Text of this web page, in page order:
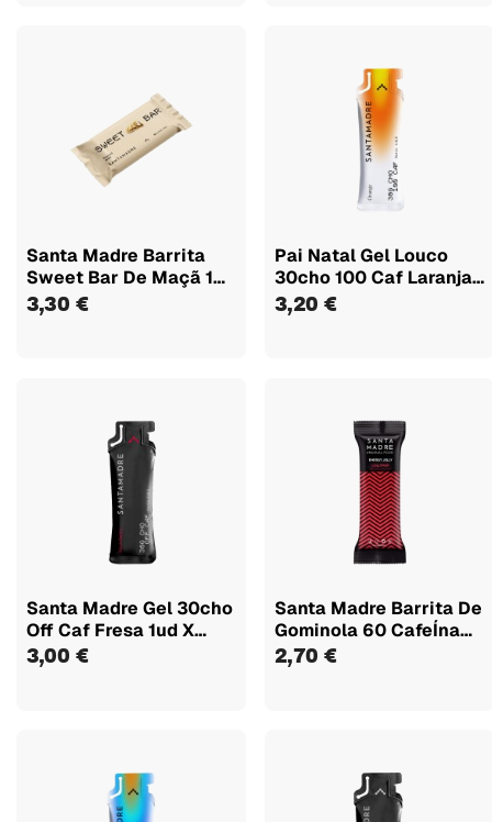
Santa Madre Barrita
Sweet Bar De Maçã 1
Unidade...
3,30 €
Pai Natal Gel Louco
30cho 100 Caf Laranja
1ud X...
3,20 €
Santa Madre Gel 30cho
Off Caf Fresa 1ud X
50ml
3,00 €
Santa Madre Barrita De
Gominola 60 CafeÍna
1uds...
2,70 €